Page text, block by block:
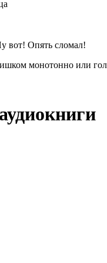
вот! Опять сломал!
монотонно или